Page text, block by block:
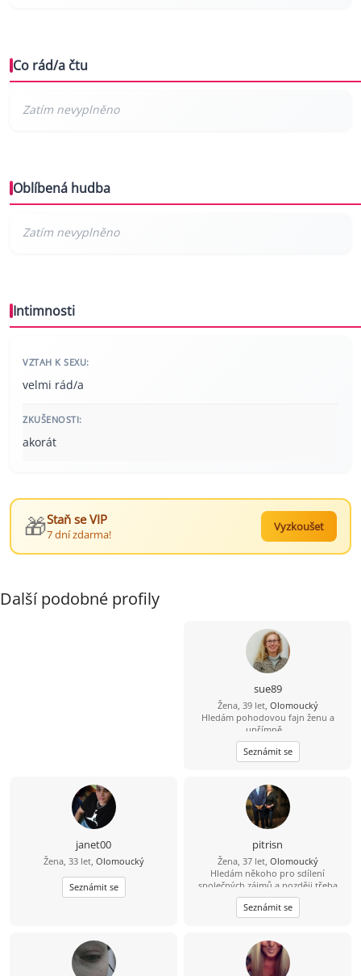
Co rád/a čtu
Oblíbená hudba
Intimnosti
VZTAH K SEXU:
velmi rád/a
ZKUŠENOSTI:
akorát
🎁Staň se VIP
7 dní zdarma!
Vyzkoušet
Další podobné profily
sue89
Žena, 39 let, Olomoucký
Hledám pohodovou fajn ženu a
upřímně ..
Seznámit se
janet00
Žena, 33 let, Olomoucký
Seznámit se
pitrisn
Žena, 37 let, Olomoucký
Hledám někoho pro sdílení
společných zájmů a později třeba
něco víc.
Seznámit se